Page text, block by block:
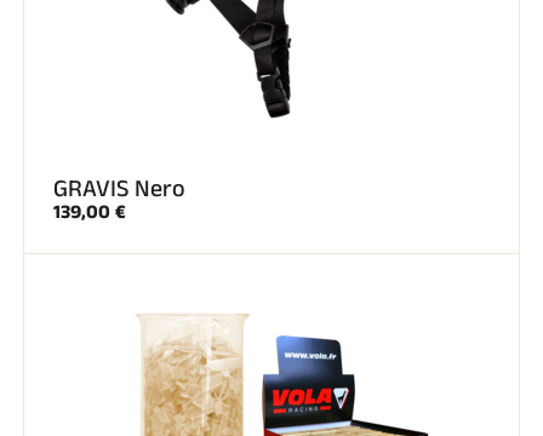
GRAVIS Nero
139,00 €